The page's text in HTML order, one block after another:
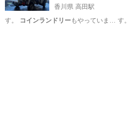
香川県 高田駅
す。
コインランドリーもやっていま… す。